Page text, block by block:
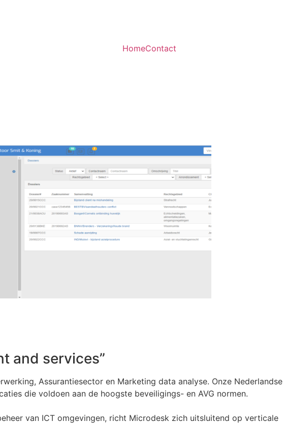
HomeContact
and services”
Assurantiesector en Marketing data analyse. Onze Nederlandse
die voldoen aan de hoogste beveiligings- en AVG normen.
van ICT omgevingen, richt Microdesk zich uitsluitend op verticale